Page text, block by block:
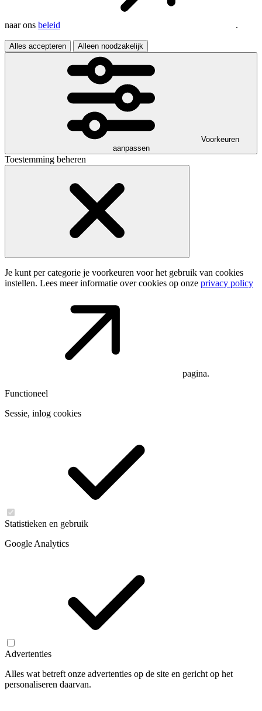
naar ons beleid .
Alles accepteren Alleen noodzakelijk
Voorkeuren
aanpassen
Toestemming beheren
Je kunt per categorie je voorkeuren voor het gebruik van cookies
instellen. Lees meer informatie over cookies op onze privacy policy
pagina.
Functioneel
Sessie, inlog cookies
Statistieken en gebruik
Google Analytics
Advertenties
Alles wat betreft onze advertenties op de site en gericht op het
personaliseren daarvan.